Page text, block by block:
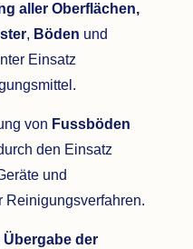
aller Oberflächen,
, Böden und
Einsatz
von Fussböden
den Einsatz
und
Reinigungsverfahren.
der